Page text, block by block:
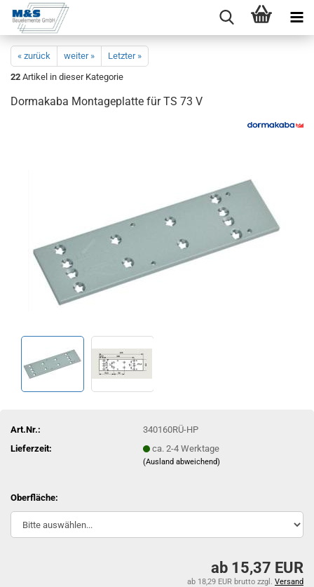
« zurück weiter »
Letzter »
22 Artikel in dieser Kategorie
Dor­ma­ka­ba Mon­ta­ge­plat­te für TS 73 V
Art.Nr.:
340160RÜ-HP
Lieferzeit:
ca. 2-4 Werktage
(Ausland abweichend)
Oberfläche:
ab 15,37 EUR
ab 18,29 EUR brutto zzgl. Versand